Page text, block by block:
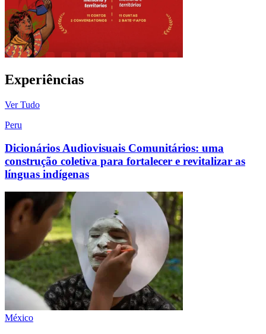
Experiências
Ver Tudo
Peru
Dicionários Audiovisuais Comunitários: uma
construção coletiva para fortalecer e revitalizar as
línguas indígenas
México